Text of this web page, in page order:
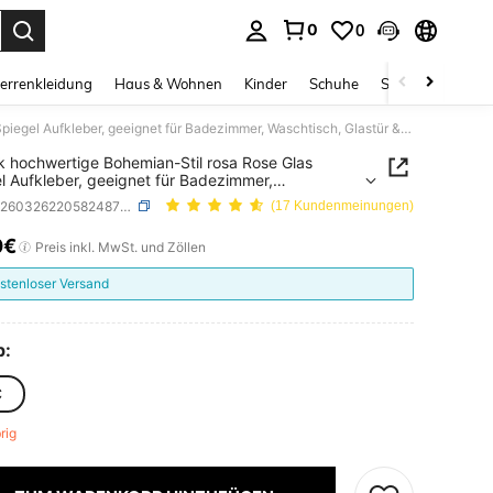
0 0
Haus & Wohnen Kinder Schuhe Schmuck &
1 Stück hochwertige Bohemian-Stil rosa Rose Glas Spiegel Aufkleber, geeignet für Badezimmer, Waschtisch, Glastür & Fenster Dekoration
hochwertige Bohemian-Stil rosa Rose Glas
Aufkleber, geeignet für Badezimmer,
Glastür & Fenster Dekoration
SKU: sh260326220582487627071 (17 Kundenmeinungen)
AND AVAILABILITY
Preis inkl. MwSt. und Zöllen
Versand